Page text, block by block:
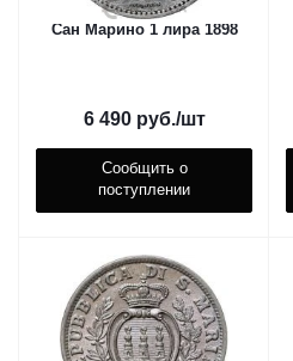
Сан Марино 1 лира 1898
6 490руб./шт
Сообщить о
поступлении